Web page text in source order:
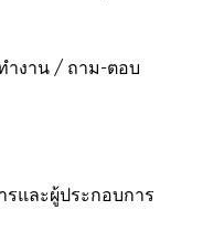
งาน / ถาม-ตอบ
และผู้ประกอบการ